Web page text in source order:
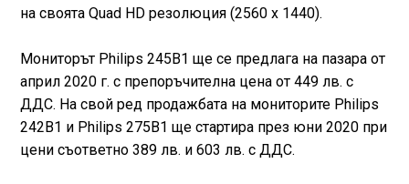
на своята Quad HD резолюция (2560 x 1440).
Мониторът Philips 245B1 ще се предлага на пазара от
април 2020 г. с препоръчителна цена от 449 лв. с
ДДС. На свой ред продажбата на мониторите Philips
242B1 и Philips 275B1 ще стартира през юни 2020 при
цени съответно 389 лв. и 603 лв. с ДДС.